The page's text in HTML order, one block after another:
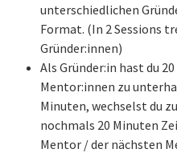
unterschiedlichen
Format. (In 2 Sessions
Gründer:innen)
Als Gründer:in hast du
Mentor:innen zu
Minuten, wechselst du
nochmals 20 Minuten
Mentor / der nächsten